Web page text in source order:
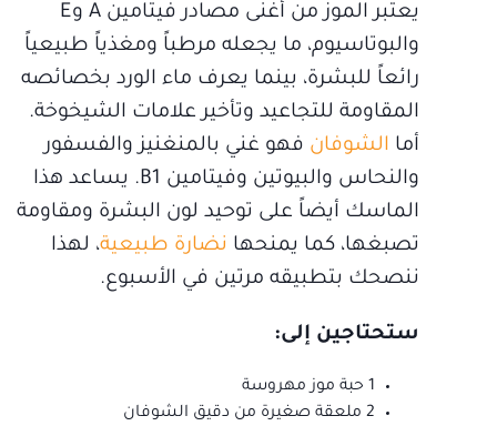
يعتبر الموز من أغنى مصادر فيتامين A وE
والبوتاسيوم، ما يجعله مرطباً ومغذياً طبيعياً
رائعاً للبشرة، بينما يعرف ماء الورد بخصائصه
المقاومة للتجاعيد وتأخير علامات الشيخوخة.
أما الشوفان فهو غني بالمنغنيز والفسفور
والنحاس والبيوتين وفيتامين B1. يساعد هذا
الماسك أيضاً على توحيد لون البشرة ومقاومة
تصبغها، كما يمنحها نضارة طبيعية، لهذا
ننصحك بتطبيقه مرتين في الأسبوع.
ستحتاجين إلى:
1 حبة موز مهروسة
2 ملعقة صغيرة من دقيق الشوفان